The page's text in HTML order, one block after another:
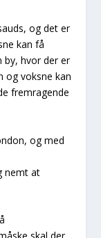
og det er
kan få
by, hvor der er
og voksne kan
fremragende
og med
nemt at